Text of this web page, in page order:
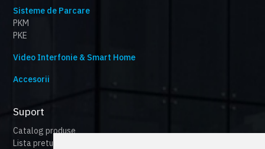
Sisteme de Parcare
PKM
PKE
Video Interfonie & Smart Home
Accesorii
Suport
Catalog produse
Lista preturi